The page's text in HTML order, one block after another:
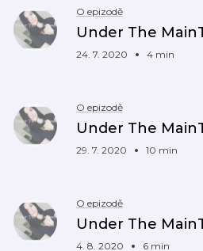
O epizodě
Under The
24. 7. 2020 4 min
O epizodě
Under The
29. 7. 2020 10 min
O epizodě
Under The
4. 8. 2020 6 min